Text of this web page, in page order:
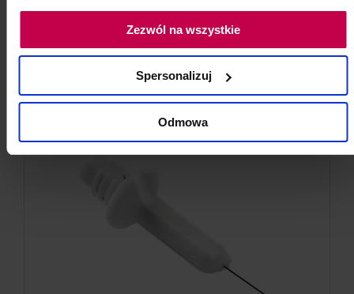
Zezwól na wszystkie
Spersonalizuj
Odmowa
do koszyka